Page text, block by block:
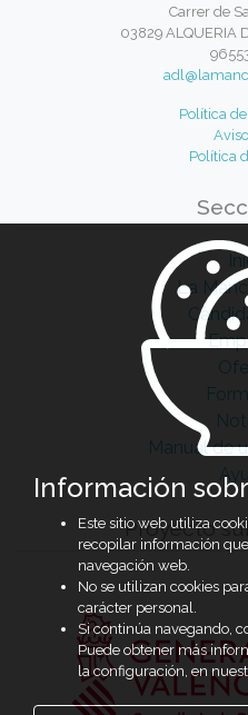
Carrer de
03829 ALQUERIA
Política
Política
La
Manual de
Proyecto
Información
Este sitio web utiliza
recopilar información
navegación web.
No se utilizan cookies
carácter personal.
Si continúa navegando,
Puede obtener más
la configuración, en